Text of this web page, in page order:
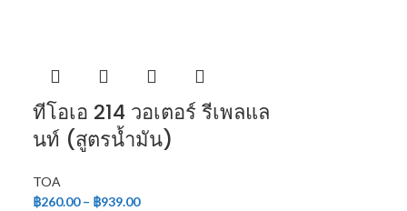
ทีโอเอ 214 วอเตอร์ รีเพลแล
นท์ (สูตรน้ำมัน)
TOA
฿260.00 – ฿939.00